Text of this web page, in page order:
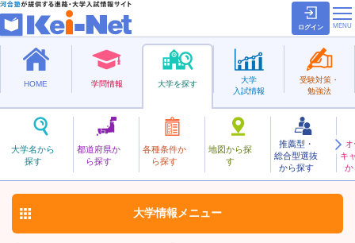
ログイン
HOME 学問情報 大学を探す
大学名から
探す
都道府県か
ら探す
各種条件か
ら探す
地図から探
す
推薦型・
総合型選抜
から探す
キ
か
大学
入試情報
受験対策・
勉強法
私立
きょうとせいか
京都精華大学 お気に入り
大学情報 メニュー